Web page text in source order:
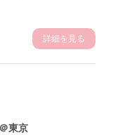
詳細を見る
東京